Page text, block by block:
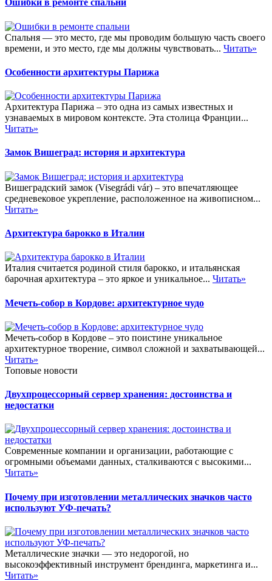
Ошибки в ремонте спальни
Спальня — это место, где мы проводим большую часть своего
времени, и это место, где мы должны чувствовать... Читать»
Особенности архитектуры Парижа
Архитектура Парижа – это одна из самых известных и
узнаваемых в мировом контексте. Эта столица Франции...
Читать»
Замок Вишеград: история и архитектура
Вишеградский замок (Visegrádi vár) – это впечатляющее
средневековое укрепление, расположенное на живописном...
Читать»
Архитектура барокко в Италии
Италия считается родиной стиля барокко, и итальянская
барочная архитектура – это яркое и уникальное... Читать»
Мечеть-собор в Кордове: архитектурное чудо
Мечеть-собор в Кордове – это поистине уникальное
архитектурное творение, символ сложной и захватывающей...
Читать»
Топовые новости
Двухпроцессорный сервер хранения: достоинства и
недостатки
Современные компании и организации, работающие с
огромными объемами данных, сталкиваются с высокими...
Читать»
Почему при изготовлении металлических значков часто
используют УФ-печать?
Металлические значки — это недорогой, но
высокоэффективный инструмент брендинга, маркетинга и...
Читать»